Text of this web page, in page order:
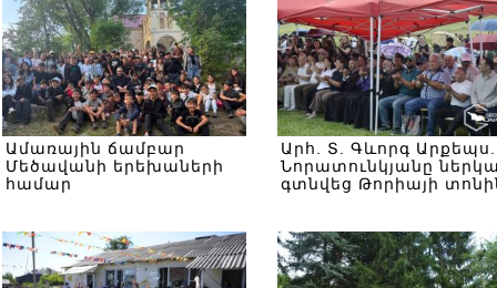
Ամառային ճամբար
Մեծավանի երեխաների
համար
Արհ. Տ. Գևորգ Արքեպս.
Նորատունկյանը
գտնվեց Թորիայի